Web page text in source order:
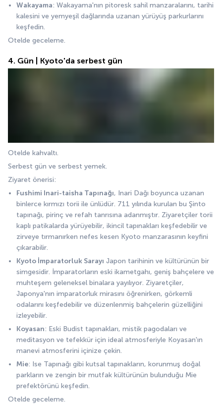
Wakayama: Wakayama'nın pitoresk sahil manzaralarını, tarihi
kalesini ve yemyeşil dağlarında uzanan yürüyüş parkurlarını
keşfedin.
Otelde geceleme.
4. Gün | Kyoto'da serbest gün
Otelde kahvaltı.
Serbest gün ve serbest yemek.
Ziyaret önerisi:
Fushimi Inari-taisha Tapınağı, Inari Dağı boyunca uzanan
binlerce kırmızı torii ile ünlüdür. 711 yılında kurulan bu Şinto
tapınağı, pirinç ve refah tanrısına adanmıştır. Ziyaretçiler torii
kaplı patikalarda yürüyebilir, ikincil tapınakları keşfedebilir ve
zirveye tırmanırken nefes kesen Kyoto manzarasının keyfini
çıkarabilir.
Kyoto İmparatorluk Sarayı Japon tarihinin ve kültürünün bir
simgesidir. İmparatorların eski ikametgahı, geniş bahçelere ve
muhteşem geleneksel binalara yayılıyor. Ziyaretçiler,
Japonya'nın imparatorluk mirasını öğrenirken, görkemli
odalarını keşfedebilir ve düzenlenmiş bahçelerin güzelliğini
izleyebilir.
Koyasan: Eski Budist tapınakları, mistik pagodaları ve
meditasyon ve tefekkür için ideal atmosferiyle Koyasan'ın
manevi atmosferini içinize çekin.
Mie: Ise Tapınağı gibi kutsal tapınakların, korunmuş doğal
parkların ve zengin bir mutfak kültürünün bulunduğu Mie
prefektörünü keşfedin.
Otelde geceleme.